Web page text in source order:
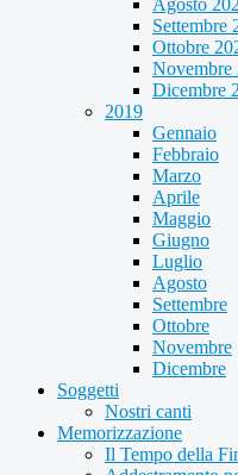
Agosto
Settembre
Ottobre
Novembre
Dicembre
2019
Gennaio
Febbraio
Marzo
Aprile
Maggio
Giugno
Luglio
Agosto
Settembre
Ottobre
Novembre
Dicembre
Soggetti
Nostri canti
Memorizzazione
Il Tempo della